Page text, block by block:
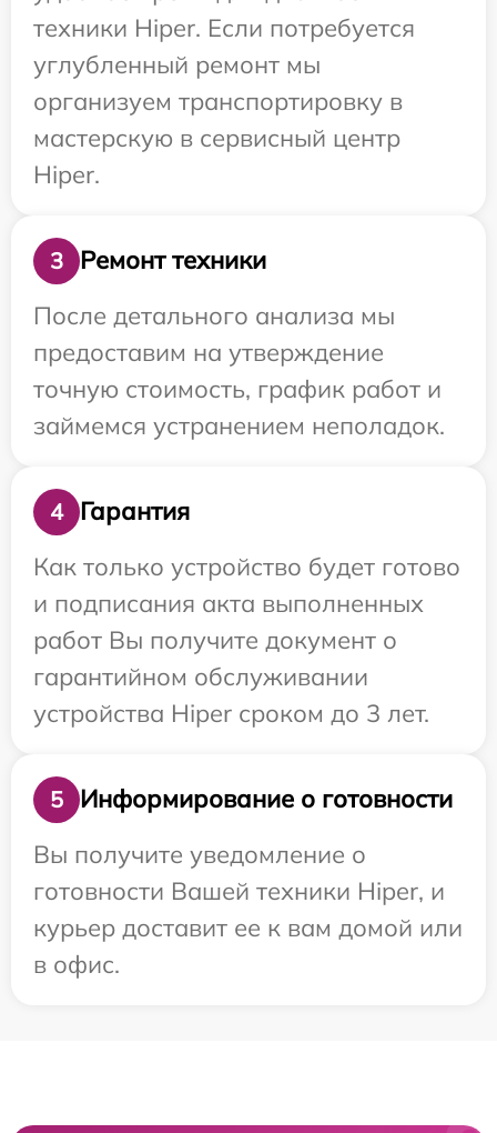
техники Hiper. Если потребуется
углубленный ремонт мы
организуем транспортировку в
мастерскую в сервисный центр
Hiper.
3
Ремонт техники
После детального анализа мы
предоставим на утверждение
точную стоимость, график работ и
займемся устранением неполадок.
4
Гарантия
Как только устройство будет готово
и подписания акта выполненных
работ Вы получите документ о
гарантийном обслуживании
устройства Hiper сроком до 3 лет.
5
Информирование о готовности
Вы получите уведомление о
готовности Вашей техники Hiper, и
курьер доставит ее к вам домой или
в офис.